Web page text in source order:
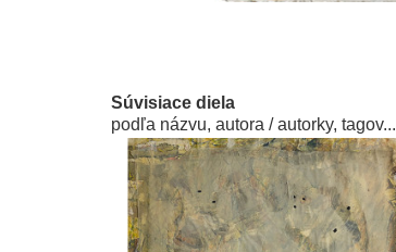
Súvisiace diela
podľa názvu, autora / autorky, tagov...